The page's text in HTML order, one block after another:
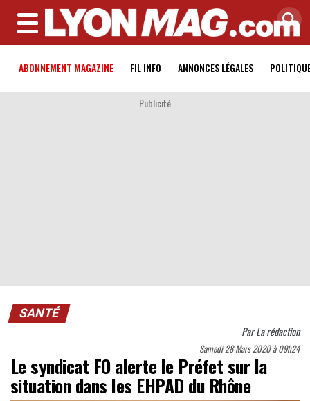
MENU
ABONNEMENT MAGAZINE FIL INFO ANNONCES LÉGALES
Publicité
SANTÉ
ParLa rédaction
Samedi 28 Mars 2020 à 09h24
Le syndicat FO alerte le Préfet sur la
situation dans les EHPAD du Rhône